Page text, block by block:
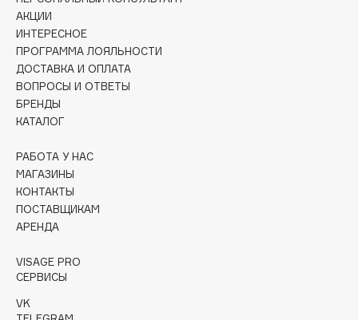
Collagenina
Consly
Corimo
CosRX
Cottolina
Crescina
D
d'Alba
DABO
DARLING*
АКЦИИ
ИНТЕРЕСНОЕ
ПРОГРАММА ЛОЯЛЬНОСТИ
ДОСТАВКА И ОПЛАТА
ВОПРОСЫ И ОТВЕТЫ
БРЕНДЫ
КАТАЛОГ
РАБОТА У НАС
МАГАЗИНЫ
КОНТАКТЫ
ПОСТАВЩИКАМ
АРЕНДА
VISAGE PRO
СЕРВИСЫ
VK